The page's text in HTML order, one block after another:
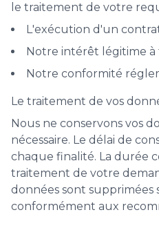
le traitement de votre
L'exécution d'un
Notre intérêt légitime à
Notre conformité
Le traitement de vos
Nous ne conservons vos
nécessaire. Le délai de
chaque finalité. La durée
traitement de votre
données sont supprimées
conformément aux